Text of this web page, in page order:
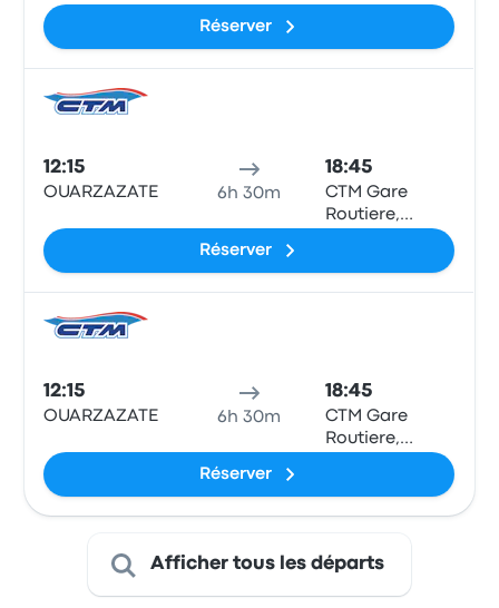
Réserver
12:15
OUARZAZATE 6h 30m
18:45
CTM Gare
Routiere,
Réserver
12:15
OUARZAZATE 6h 30m
18:45
CTM Gare
Routiere,
Réserver
Afficher tous les départs